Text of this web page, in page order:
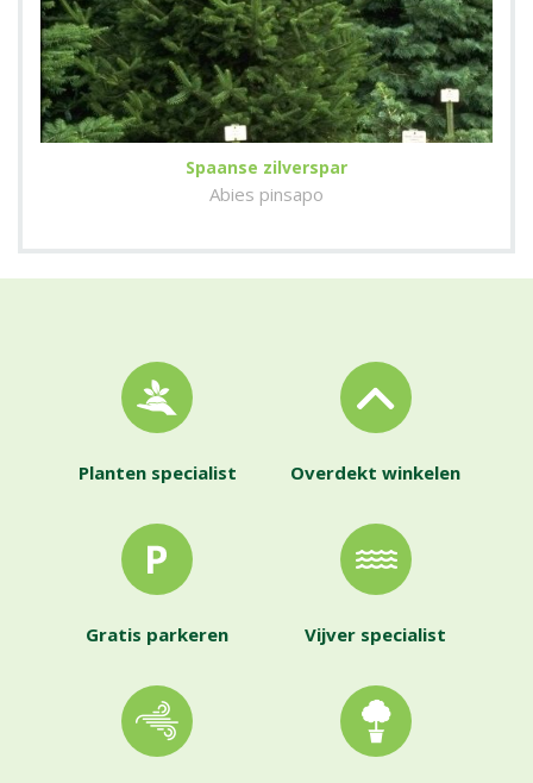
Spaanse zilverspar
Abies pinsapo
Planten specialist Overdekt winkelen
Gratis parkeren Vijver specialist